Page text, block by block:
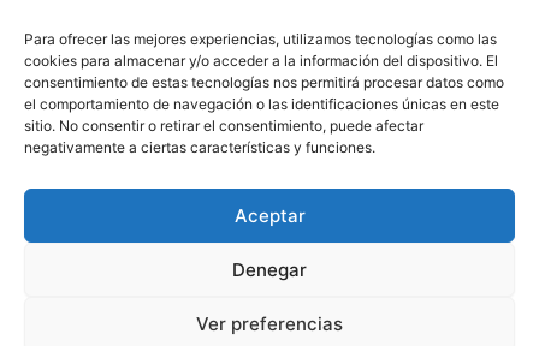
Para ofrecer las mejores experiencias, utilizamos tecnologías como las
cookies para almacenar y/o acceder a la información del dispositivo. El
consentimiento de estas tecnologías nos permitirá procesar datos como
el comportamiento de navegación o las identificaciones únicas en este
sitio. No consentir o retirar el consentimiento, puede afectar
negativamente a ciertas características y funciones.
Aceptar
Denegar
Ver preferencias
Localización
Internacional
Informe de Transparencia
Aviso Legal
Política de Privacidad
Cláusula de Protección de Datos
Política de Cookies